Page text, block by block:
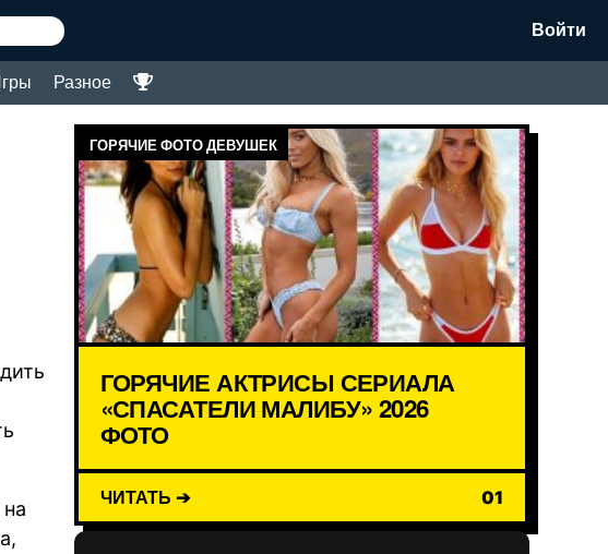
Войти
Разное
ГОРЯЧИЕ ФОТО ДЕВУШЕК
ГОРЯЧИЕ АКТРИСЫ СЕРИАЛА
«СПАСАТЕЛИ МАЛИБУ» 2026
ФОТО
ЧИТАТЬ ➔ 01